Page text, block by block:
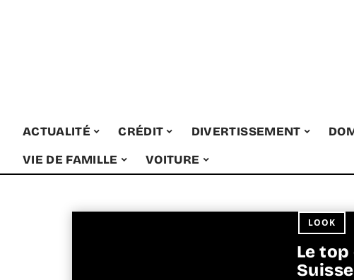
ACTUALITÉ CRÉDIT DIVERTISSEMENT
VIE DE FAMILLE
VOITURE
LOOK
Le
Suisse